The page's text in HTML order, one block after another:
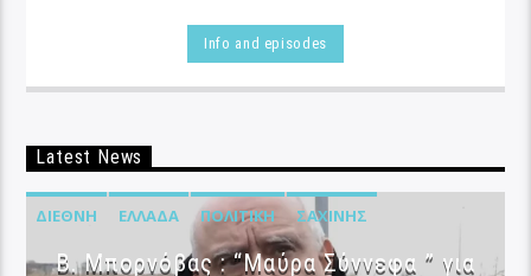
Info and episodes
Latest News
ΔΙΕΘΝΉ ΕΛΛΆΔΑ ΠΟΛΙΤΙΚΉ ΣΑΧΊΝΗΣ
B. Μπορνόβας : “Μαύρα Σύννεφα ” για